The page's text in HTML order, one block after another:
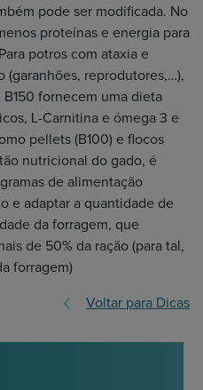
pode ser modificada. No
proteínas e energia para
potros com ataxia e
(garanhões, reprodutores,…),
B150 fornecem uma dieta
L-Carnitina e ómega 3 e
pellets (B100) e flocos
nutricional do gado, é
de alimentação
e adaptar a quantidade de
da forragem, que
de 50% da ração (para tal,
forragem)
Voltar para Dicas